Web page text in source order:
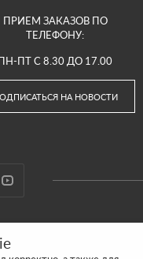
ПРИЕМ ЗАКАЗОВ ПО
ТЕЛЕФОНУ:
ПТ С 8.30 ДО 17.00
НА НОВОСТИ